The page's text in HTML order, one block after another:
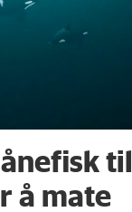
til
å mate